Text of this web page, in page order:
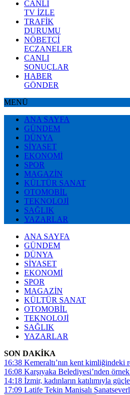
CANLI
TV İZLE
TRAFİK
DURUMU
NÖBETÇİ
ECZANELER
CANLI
SONUÇLAR
HABER
GÖNDER
MENÜ
ANA SAYFA
GÜNDEM
DÜNYA
SİYASET
EKONOMİ
SPOR
MAGAZİN
KÜLTÜR SANAT
OTOMOBİL
TEKNOLOJİ
SAĞLIK
YAZARLAR
ANA SAYFA
GÜNDEM
DÜNYA
SİYASET
EKONOMİ
SPOR
MAGAZİN
KÜLTÜR SANAT
OTOMOBİL
TEKNOLOJİ
SAĞLIK
YAZARLAR
SON DAKİKA
16:38 Kemeraltı’nın kent kimliğindeki
16:08 Karşıyaka Belediyesi’nden
14:18 İzmir, kadınların katılımıyla
17:09 Latife Tekin Manisalı